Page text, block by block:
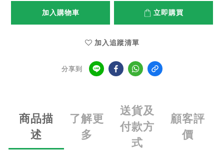
加入購物車 立即購買
加入追蹤清單
分享到
商品描
述
了解更
多
送貨及
付款方
式
顧客評
價